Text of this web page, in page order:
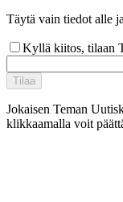
Täytä vain tiedot alle
Kyllä kiitos, tilaan
Tilaa
Jokaisen Teman
klikkaamalla voit